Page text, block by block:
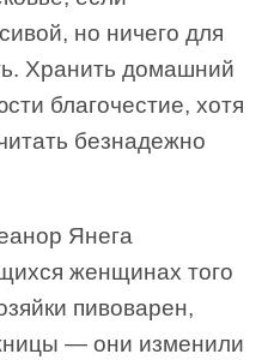
но ничего для
Хранить домашний
благочестие, хотя
безнадежно
Янега
женщинах того
пивоварен,
— они изменили